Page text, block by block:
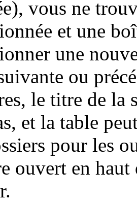
vous ne
et une
une
ou
le titre de la
et la table
pour les
ouvert en haut